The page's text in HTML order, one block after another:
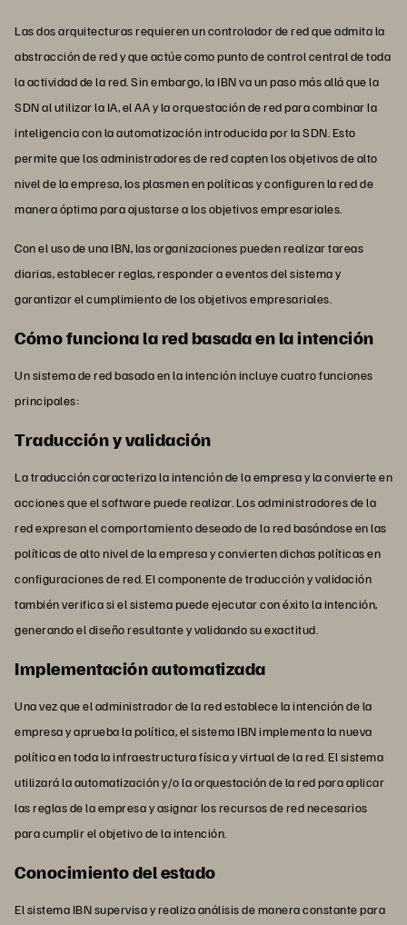
Las dos arquitecturas requieren un controlador de red que admita la
abstracción de red y que actúe como punto de control central de toda
la actividad de la red. Sin embargo, la IBN va un paso más allá que la
SDN al utilizar la IA, el AA y la orquestación de red para combinar la
inteligencia con la automatización introducida por la SDN. Esto
permite que los administradores de red capten los objetivos de alto
nivel de la empresa, los plasmen en políticas y configuren la red de
manera óptima para ajustarse a los objetivos empresariales.
Con el uso de una IBN, las organizaciones pueden realizar tareas
diarias, establecer reglas, responder a eventos del sistema y
garantizar el cumplimiento de los objetivos empresariales.
Cómo funciona la red basada en la intención
Un sistema de red basada en la intención incluye cuatro funciones
principales:
Traducción y validación
La traducción caracteriza la intención de la empresa y la convierte en
acciones que el software puede realizar. Los administradores de la
red expresan el comportamiento deseado de la red basándose en las
políticas de alto nivel de la empresa y convierten dichas políticas en
configuraciones de red. El componente de traducción y validación
también verifica si el sistema puede ejecutar con éxito la intención,
generando el diseño resultante y validando su exactitud.
Implementación automatizada
Una vez que el administrador de la red establece la intención de la
empresa y aprueba la política, el sistema IBN implementa la nueva
política en toda la infraestructura física y virtual de la red. El sistema
utilizará la automatización y/o la orquestación de la red para aplicar
las reglas de la empresa y asignar los recursos de red necesarios
para cumplir el objetivo de la intención.
Conocimiento del estado
El sistema IBN supervisa y realiza análisis de manera constante para